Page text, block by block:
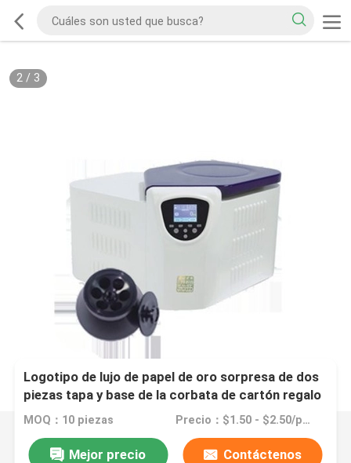
2/ 3
Logotipo de lujo de papel de oro sorpresa de dos
piezas tapa y base de la corbata de cartón regalo
de cumpleaños caja de embalaje de papel
MOQ：10 piezas Precio：$1.50 - $2.50/pieces
Mejor precio Contáctenos